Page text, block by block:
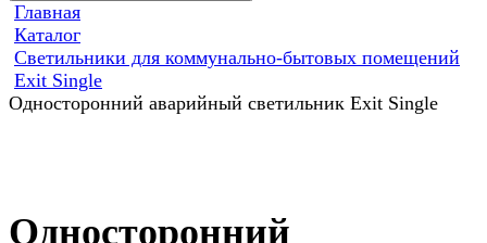
Главная
Каталог
Светильники для коммунально-бытовых помещений
Exit Single
Односторонний аварийный светильник Exit Single
Односторонний